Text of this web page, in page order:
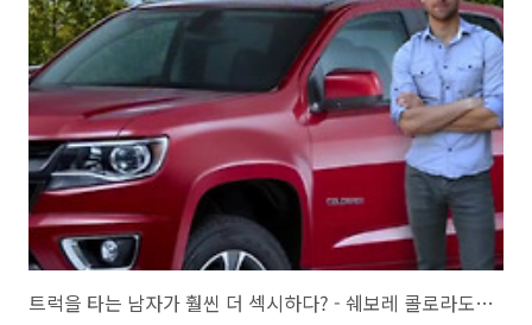
우디(Audi). 주연은 SNL에서 코믹한 연기를 많이 하고 있는, 코미디언
바네사 바이엘(Vanessa Bayer)이 맡았다. 다소 선정적인 내용을 담고
있지만, 뭐 원작이 워낙 선정적이니-_ - 패러디도 그럴 수 밖에. 자막을
만들면서 주석을 너무 친절하게 달았나.. 잠깐 ..
트럭을 타는 남자가 훨씬 더 섹시하다? - 쉐보레 콜로라도(Chevrolet Colorado)의 바이럴 필름, '포커스 그룹(Focus Groups)'편 [한글자막]